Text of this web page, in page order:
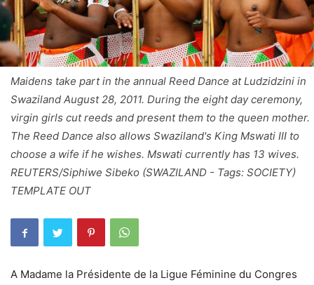
Maidens take part in the annual Reed Dance at Ludzidzini in
Swaziland August 28, 2011. During the eight day ceremony,
virgin girls cut reeds and present them to the queen mother.
The Reed Dance also allows Swaziland's King Mswati III to
choose a wife if he wishes. Mswati currently has 13 wives.
REUTERS/Siphiwe Sibeko (SWAZILAND - Tags: SOCIETY)
TEMPLATE OUT
A Madame la Présidente de la Ligue Féminine du Congres